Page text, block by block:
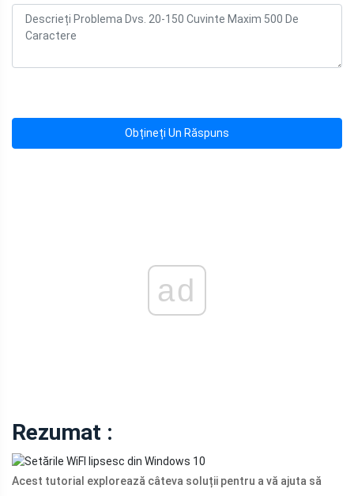
Obțineți Un Răspuns
ad
Rezumat :
Acest tutorial explorează câteva soluții pentru a vă ajuta să